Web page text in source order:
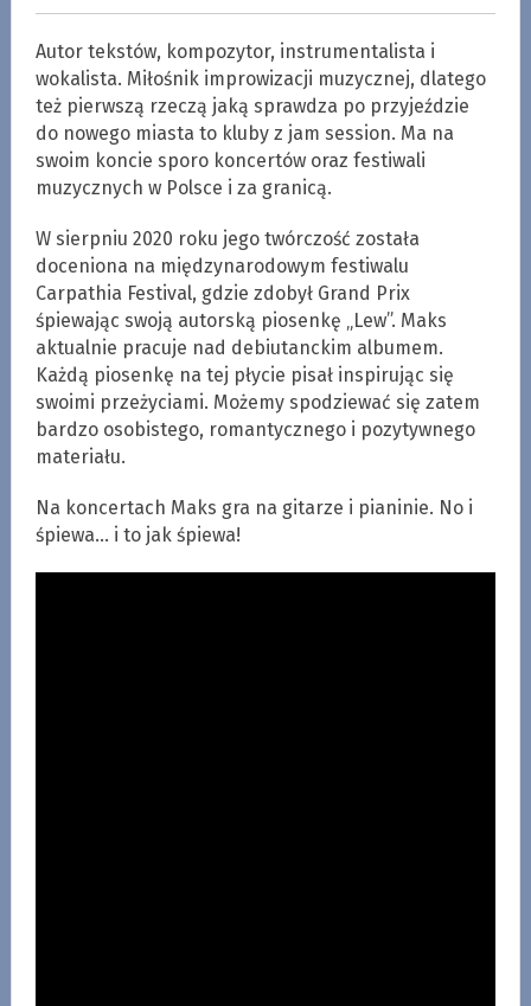
Autor tekstów, kompozytor, instrumentalista i
wokalista. Miłośnik improwizacji muzycznej, dlatego
też pierwszą rzeczą jaką sprawdza po przyjeździe
do nowego miasta to kluby z jam session. Ma na
swoim koncie sporo koncertów oraz festiwali
muzycznych w Polsce i za granicą.
W sierpniu 2020 roku jego twórczość została
doceniona na międzynarodowym festiwalu
Carpathia Festival, gdzie zdobył Grand Prix
śpiewając swoją autorską piosenkę „Lew”. Maks
aktualnie pracuje nad debiutanckim albumem.
Każdą piosenkę na tej płycie pisał inspirując się
swoimi przeżyciami. Możemy spodziewać się zatem
bardzo osobistego, romantycznego i pozytywnego
materiału.
Na koncertach Maks gra na gitarze i pianinie. No i
śpiewa… i to jak śpiewa!